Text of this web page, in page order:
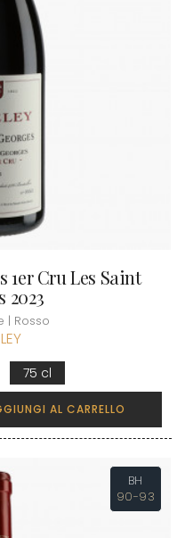
Cru Les Saint
2023
| Rosso
75 cl
AL CARRELLO
BH
90-93